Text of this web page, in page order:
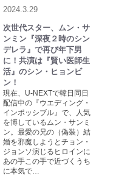
2024.3.29
次世代スター、ムン・サ
ンミン『深夜２時のシン
デレラ』で再び年下男
に！共演は『賢い医師生
活』のシン・ヒョンビ
ン！
現在、U-NEXTで韓日同日
配信中の『ウエディング・
インポッシブル』で、人気
を博しているムン・サンミ
ン。最愛の兄の（偽装）結
婚を邪魔しようとチョン・
ジョンソ演じるヒロインに
あの手この手で近づくうち
に本気で…